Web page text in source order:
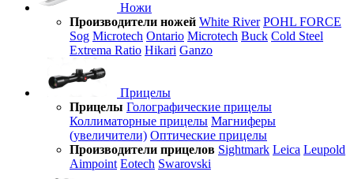
Ножи
Производители ножей White River POHL FORCE
Sog Microtech Ontario Microtech Buck Cold Steel
Extrema Ratio Hikari Ganzo
Прицелы
Прицелы Голографические прицелы
Коллиматорные прицелы Магниферы
(увеличители) Оптические прицелы
Производители прицелов Sightmark Leica Leupold
Aimpoint Eotech Swarovski